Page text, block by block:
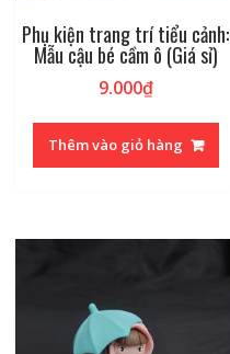
Phụ kiện trang trí tiểu cảnh:
Mẫu cậu bé cầm ô (Giá sỉ)
9.000₫
Thêm vào giỏ hàng